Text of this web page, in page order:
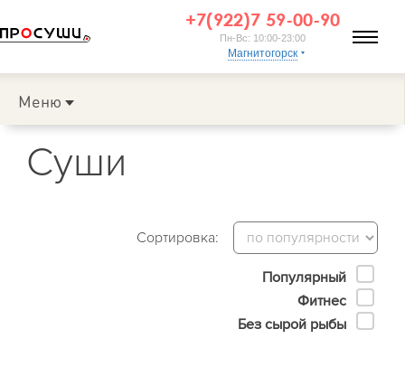
+7(922)7 59-00-90
Пн-Вс: 10:00-23:00
Магнитогорск
Меню
Суши
Сортировка:
Популярный
Фитнес
Без сырой рыбы